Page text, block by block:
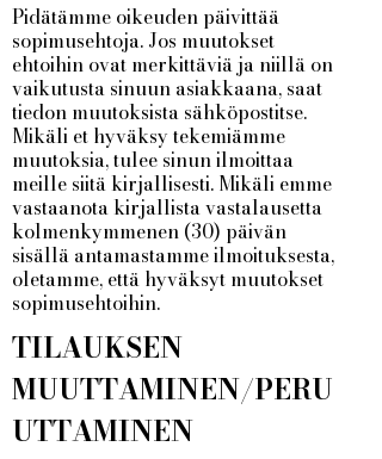
Pidätämme oikeuden päivittää
sopimusehtoja. Jos muutokset
ehtoihin ovat merkittäviä ja niillä on
vaikutusta sinuun asiakkaana, saat
tiedon muutoksista sähköpostitse.
Mikäli et hyväksy tekemiämme
muutoksia, tulee sinun ilmoittaa
meille siitä kirjallisesti. Mikäli emme
vastaanota kirjallista vastalausetta
kolmenkymmenen (30) päivän
sisällä antamastamme ilmoituksesta,
oletamme, että hyväksyt muutokset
sopimusehtoihin.
TILAUKSEN
MUUTTAMINEN/PERU
UTTAMINEN